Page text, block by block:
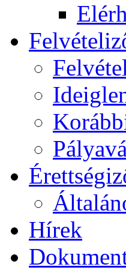
Hírek